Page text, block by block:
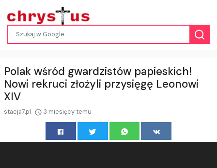
Polak wśród gwardzistów papieskich!
Nowi rekruci złożyli przysięgę Leonowi
XIV
stacja7.pl 3 miesięcy temu